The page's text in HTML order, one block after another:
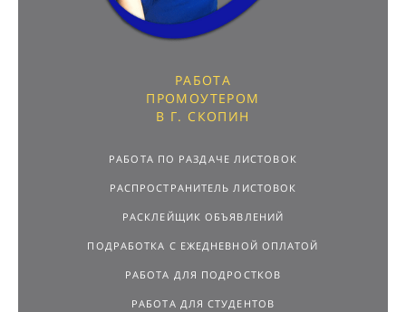
РАБОТА
ПРОМОУТЕРОМ
В Г. СКОПИН
РАБОТА ПО РАЗДАЧЕ ЛИСТОВОК
РАСПРОСТРАНИТЕЛЬ ЛИСТОВОК
РАСКЛЕЙЩИК ОБЪЯВЛЕНИЙ
ПОДРАБОТКА С ЕЖЕДНЕВНОЙ ОПЛАТОЙ
РАБОТА ДЛЯ ПОДРОСТКОВ
РАБОТА ДЛЯ СТУДЕНТОВ